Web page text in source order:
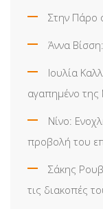
Στην Πάρο
Άννα
Ιουλία
αγαπημένο της
Νίνο:
προβολή του
Σάκης
τις διακοπές